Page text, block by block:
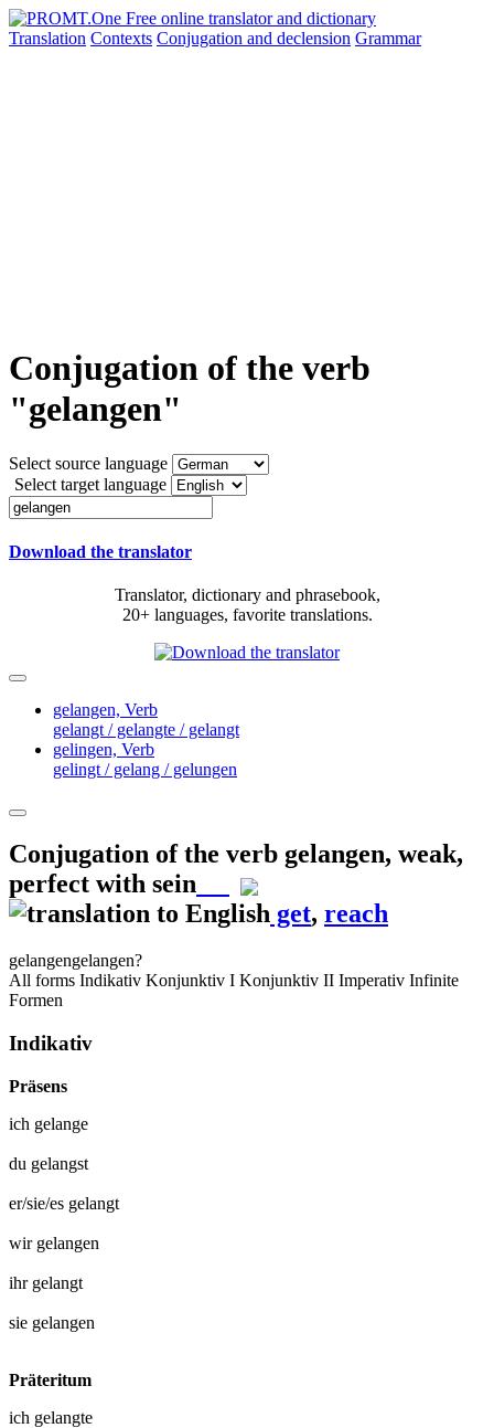
Translation Contexts Conjugation and declension Grammar
Conjugation of the verb
"gelangen"
Select source language
Select target language
Download the translator
Translator, dictionary and phrasebook,
20+ languages, favorite translations.
gelangen, Verb
gelangt / gelangte / gelangt
gelingen, Verb
gelingt / gelang / gelungen
Conjugation of the verb gelangen, weak,
perfect with sein
get, reach
gelangengelangen?
All forms Indikativ Konjunktiv I Konjunktiv II Imperativ Infinite
Formen
Indikativ
Präsens
ich gelange
du gelangst
er/sie/es gelangt
wir gelangen
ihr gelangt
sie gelangen
Präteritum
ich gelangte